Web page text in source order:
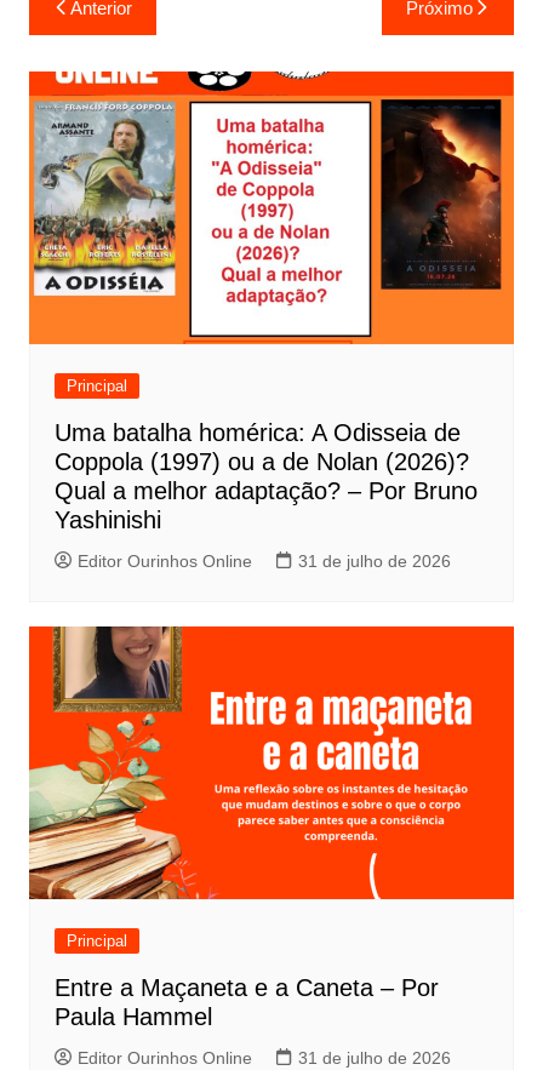
a
v
e
g
a
ç
ã
o
d
Anterior Próximo
Principal
Uma batalha homérica: A Odisseia de
Coppola (1997) ou a de Nolan (2026)?
Qual a melhor adaptação? – Por Bruno
Yashinishi
Editor Ourinhos Online 31 de julho de 2026
Principal
Entre a Maçaneta e a Caneta – Por
Paula Hammel
Editor Ourinhos Online 31 de julho de 2026